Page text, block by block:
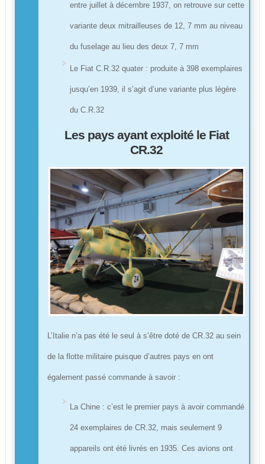
entre juillet à décembre 1937, on retrouve sur cette
variante deux mitrailleuses de 12, 7 mm au niveau
du fuselage au lieu des deux 7, 7 mm
Le Fiat C.R.32 quater : produite à 398 exemplaires
jusqu’en 1939, il s’agit d’une variante plus légère
du C.R.32
Les pays ayant exploité le Fiat
CR.32
L’Italie n’a pas été le seul à s’être doté de CR.32 au sein
de la flotte militaire puisque d’autres pays en ont
également passé commande à savoir :
La Chine : c’est le premier pays à avoir commandé
24 exemplaires de CR.32, mais seulement 9
appareils ont été livrés en 1935. Ces avions ont